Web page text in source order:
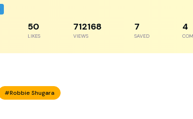
77
LIKES
1095644
VIEWS
11
SAVED
7
#Robbie Shugara